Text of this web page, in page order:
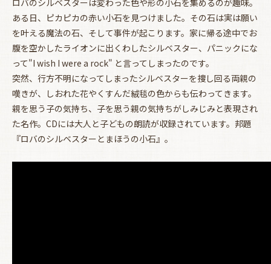
ロバのシルベスターは変わった色や形の小石を集めるのが趣味。
ある日、ピカピカの赤い小石を見つけました。その石は実は願い
を叶える魔法の石、そして事件が起こります。家に帰る途中でお
腹を空かしたライオンに出くわしたシルベスター、パニックにな
って"I wish I were a rock" と言ってしまったのです。
突然、行方不明になってしまったシルベスターを捜し回る両親の
嘆きが、しおれた花やくすんだ絨毯の色からも伝わってきます。
親を思う子の気持ち、子を思う親の気持ちがしみじみと表現され
た名作。CDには大人と子どもの朗読が収録されています。邦題
『ロバのシルベスターとまほうの小石』。